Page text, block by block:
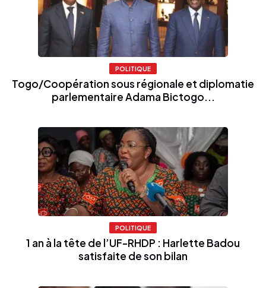
POLITIQUE
Togo/Coopération sous régionale et diplomatie
parlementaire Adama Bictogo...
POLITIQUE
1 an à la tête de l’UF-RHDP : Harlette Badou
satisfaite de son bilan